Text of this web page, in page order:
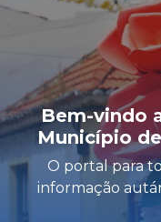
Bem-vindo
Município
O portal para
informação